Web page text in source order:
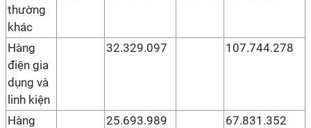
thường
khác
Hàng
điện gia
dụng và
linh kiện
32.329.097 107.744.278
Hàng
25.693.989 67.831.352